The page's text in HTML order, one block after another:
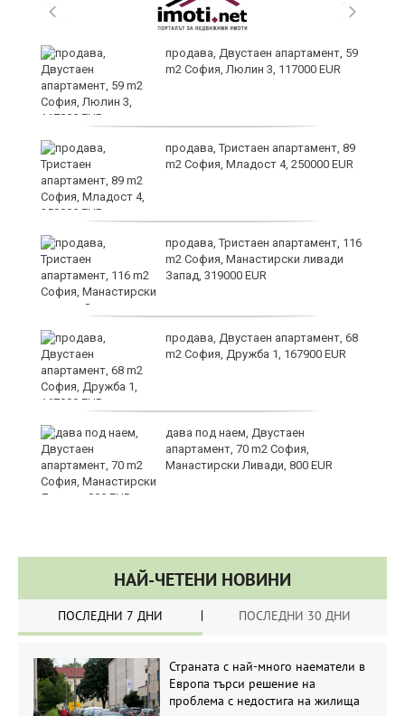
продава, Двустаен апартамент, 59
m2 София, Люлин 3, 117000 EUR
продава, Тристаен апартамент, 89
m2 София, Младост 4, 250000 EUR
продава, Тристаен апартамент, 116
m2 София, Манастирски ливади
Запад, 319000 EUR
продава, Двустаен апартамент, 68
m2 София, Дружба 1, 167900 EUR
дава под наем, Двустаен
апартамент, 70 m2 София,
Манастирски Ливади, 800 EUR
НАЙ-ЧЕТЕНИ НОВИНИ
ПОСЛЕДНИ 7 ДНИ ПОСЛЕДНИ 30 ДНИ
Страната с най-много наематели в
Европа търси решение на
проблема с недостига на жилища